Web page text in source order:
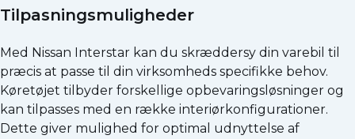
Tilpasningsmuligheder
Med Nissan Interstar kan du skræddersy din varebil til
præcis at passe til din virksomheds specifikke behov.
Køretøjet tilbyder forskellige opbevaringsløsninger og
kan tilpasses med en række interiørkonfigurationer.
Dette giver mulighed for optimal udnyttelse af